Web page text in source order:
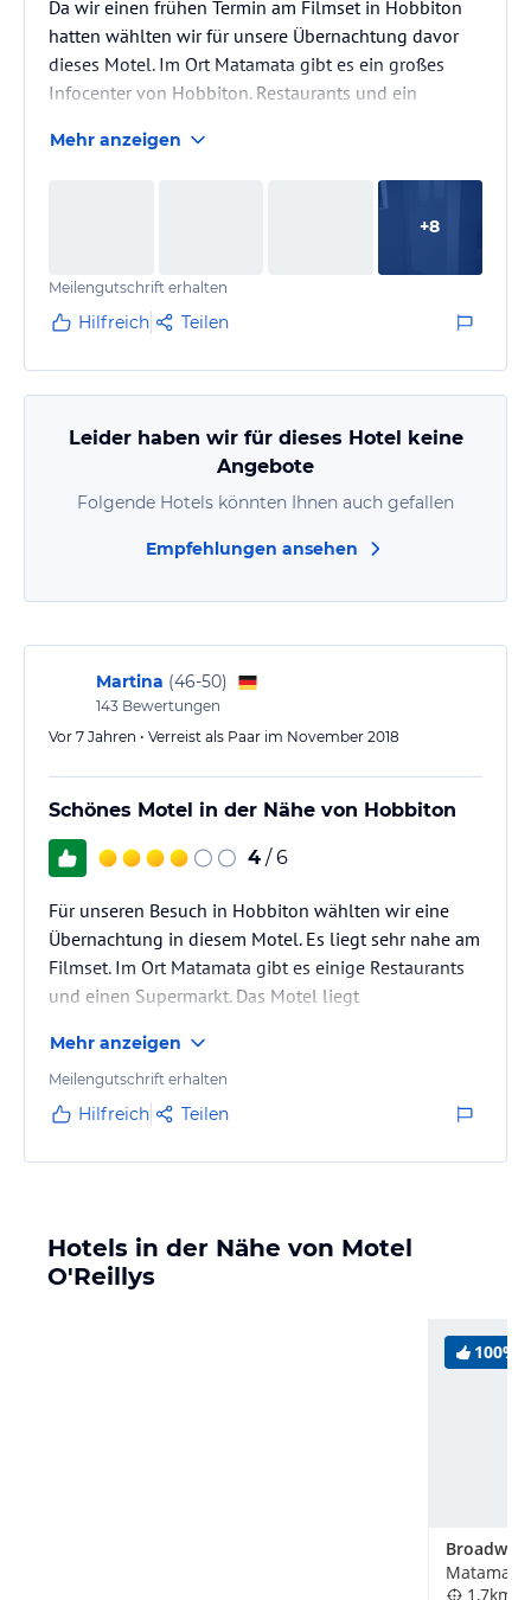
Da wir einen frühen Termin am Filmset in Hobbiton
hatten wählten wir für unsere Übernachtung davor
dieses Motel. Im Ort Matamata gibt es ein großes
Infocenter von Hobbiton. Restaurants und ein
Unser Zimmer war sehr gut ausgestattet. Es befand
sich im 1. Stock. Der Parkplatz im Innenhof war
unmittelbar davor. Check-in und out ging sehr
schnell. W-Lan funktionierte tadellos und ohne
Mehr anzeigen
+8
Meilengutschrift erhalten
Hilfreich Teilen
Leider haben wir für dieses Hotel keine
Angebote
Folgende Hotels könnten Ihnen auch gefallen
Empfehlungen ansehen
Martina (46-50)
143 Bewertungen
Vor 7 Jahren • Verreist als Paar im November 2018
Schönes Motel in der Nähe von Hobbiton
4 / 6
Für unseren Besuch in Hobbiton wählten wir eine
Übernachtung in diesem Motel. Es liegt sehr nahe am
Filmset. Im Ort Matamata gibt es einige Restaurants
und einen Supermarkt. Das Motel liegt
Zimmer verfügbar und kostenfrei, W-Lan funktioniert
gut und wird nicht berechnet. Unser Zimmer war
zweckmässig ausgestattet und hatte eine sehr gute
Mehr anzeigen
Meilengutschrift erhalten
Hilfreich Teilen
Hotels in der Nähe von Motel
O'Reillys
100%
1,7km